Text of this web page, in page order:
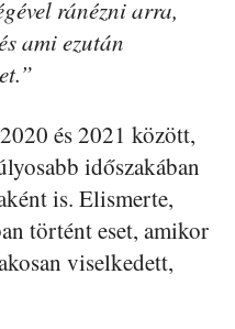
ránézni arra,
ami ezután
és 2021 között,
időszakában
is. Elismerte,
történt eset, amikor
viselkedett,